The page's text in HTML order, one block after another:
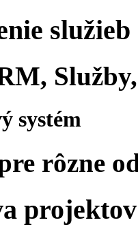
systém
rôzne